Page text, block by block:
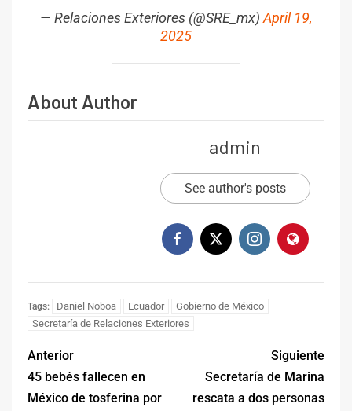
— Relaciones Exteriores (@SRE_mx) April 19,
2025
About Author
admin
See author's posts
Tags: Daniel Noboa Ecuador
Gobierno de México
Secretaría de Relaciones Exteriores
Anterior
45 bebés fallecen en
México de tosferina por
Siguiente
Secretaría de Marina
rescata a dos personas